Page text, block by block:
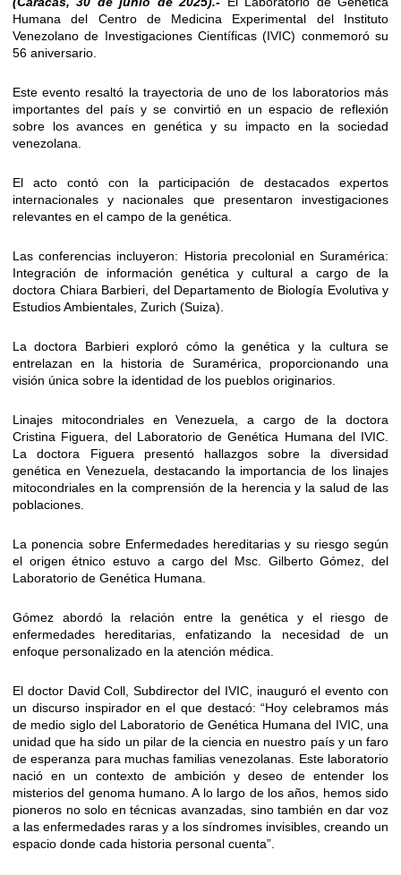
Humana del Centro de Medicina Experimental del Instituto
Venezolano de Investigaciones Científicas (IVIC) conmemoró su
56 aniversario.
Este evento resaltó la trayectoria de uno de los laboratorios más
importantes del país y se convirtió en un espacio de reflexión
sobre los avances en genética y su impacto en la sociedad
venezolana.
El acto contó con la participación de destacados expertos
internacionales y nacionales que presentaron investigaciones
relevantes en el campo de la genética.
Las conferencias incluyeron: Historia precolonial en Suramérica:
Integración de información genética y cultural a cargo de la
doctora Chiara Barbieri, del Departamento de Biología Evolutiva y
Estudios Ambientales, Zurich (Suiza).
La doctora Barbieri exploró cómo la genética y la cultura se
entrelazan en la historia de Suramérica, proporcionando una
visión única sobre la identidad de los pueblos originarios.
Linajes mitocondriales en Venezuela, a cargo de la doctora
Cristina Figuera, del Laboratorio de Genética Humana del IVIC.
La doctora Figuera presentó hallazgos sobre la diversidad
genética en Venezuela, destacando la importancia de los linajes
mitocondriales en la comprensión de la herencia y la salud de las
poblaciones.
La ponencia sobre Enfermedades hereditarias y su riesgo según
el origen étnico estuvo a cargo del Msc. Gilberto Gómez, del
Laboratorio de Genética Humana.
Gómez abordó la relación entre la genética y el riesgo de
enfermedades hereditarias, enfatizando la necesidad de un
enfoque personalizado en la atención médica.
El doctor David Coll, Subdirector del IVIC, inauguró el evento con
un discurso inspirador en el que destacó: “Hoy celebramos más
de medio siglo del Laboratorio de Genética Humana del IVIC, una
unidad que ha sido un pilar de la ciencia en nuestro país y un faro
de esperanza para muchas familias venezolanas. Este laboratorio
nació en un contexto de ambición y deseo de entender los
misterios del genoma humano. A lo largo de los años, hemos sido
pioneros no solo en técnicas avanzadas, sino también en dar voz
a las enfermedades raras y a los síndromes invisibles, creando un
espacio donde cada historia personal cuenta”.